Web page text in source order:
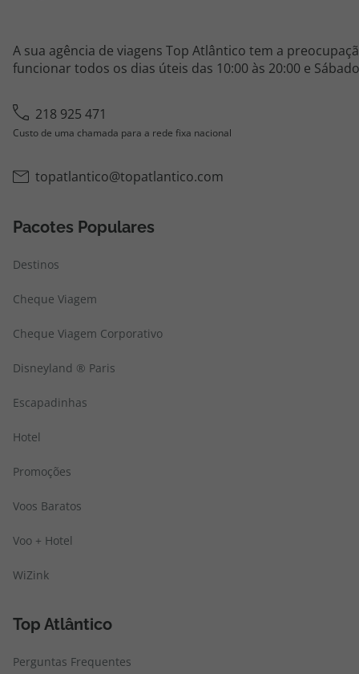
A sua agência de viagens Top Atlântico tem a
funcionar todos os dias úteis das 10:00 às 20:00 e
218 925 471
Custo de uma chamada para a rede fixa nacional
topatlantico@topatlantico.com
Pacotes Populares
Destinos
Cheque Viagem
Cheque Viagem Corporativo
Disneyland ® Paris
Escapadinhas
Hotel
Promoções
Voos Baratos
Voo + Hotel
WiZink
Top Atlântico
Perguntas Frequentes